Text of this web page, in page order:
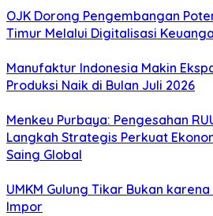
OJK Dorong Pengembangan
Timur Melalui Digitalisasi
Manufaktur Indonesia Makin
Produksi Naik di Bulan Juli 2026
Menkeu Purbaya: Pengesahan
Langkah Strategis Perkuat
Saing Global
UMKM Gulung Tikar Bukan
Impor